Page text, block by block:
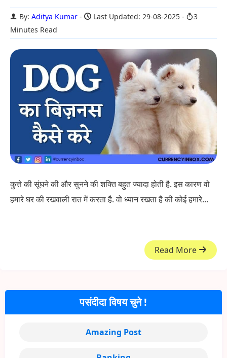
By: Aditya Kumar Last Updated: 29-08-2025
3
Minutes Read
कुत्ते की सूंघने की और सुनने की शक्ति बहुत ज्यादा होती है. इस कारण वो
हमारे घर की रखवाली रात में करता है. वो ध्यान रखता है की कोई हमारे...
Read More
पसंदीदा विषय चुने !
Amazing Post